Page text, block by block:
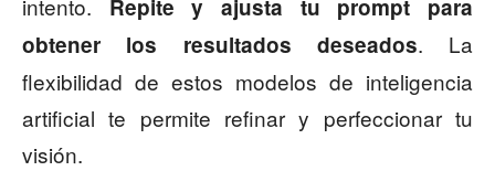
intento. Repite y ajusta tu prompt para
obtener los resultados deseados. La
flexibilidad de estos modelos de inteligencia
artificial te permite refinar y perfeccionar tu
visión.